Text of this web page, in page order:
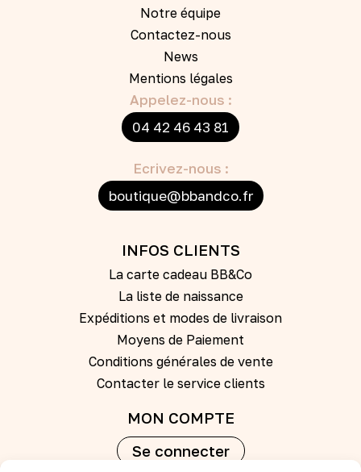
Notre équipe
Contactez-nous
News
Mentions légales
Appelez-nous :
04 42 46 43 81
Ecrivez-nous :
boutique@bbandco.fr
INFOS CLIENTS
La carte cadeau BB&Co
La liste de naissance
Expéditions et modes de livraison
Moyens de Paiement
Conditions générales de vente
Contacter le service clients
MON COMPTE
Se connecter